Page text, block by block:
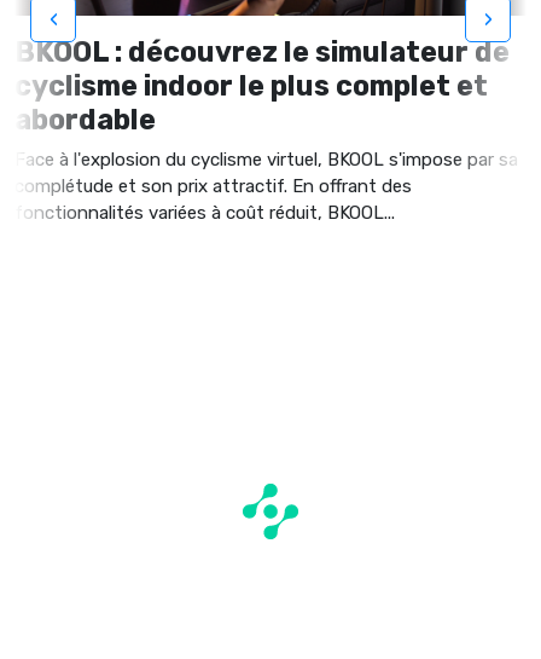
BKOOL : découvrez le simulateur de
cyclisme indoor le plus complet et
abordable
Face à l'explosion du cyclisme virtuel, BKOOL s'impose par sa
complétude et son prix attractif. En offrant des
fonctionnalités variées à coût réduit, BKOOL...
‹ ›